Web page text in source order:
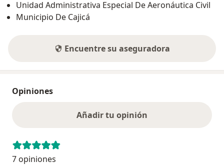
Unidad Administrativa Especial De Aeronáutica Civil
Municipio De Cajicá
Encuentre su aseguradora
Opiniones
Añadir tu opinión
7 opiniones